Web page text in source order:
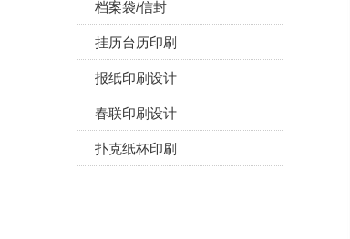
档案袋/信封
挂历台历印刷
报纸印刷设计
春联印刷设计
扑克纸杯印刷